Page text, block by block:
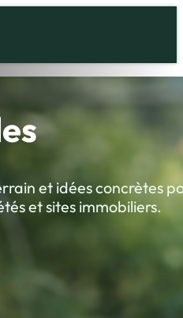
et idées concrètes
et sites immobiliers.